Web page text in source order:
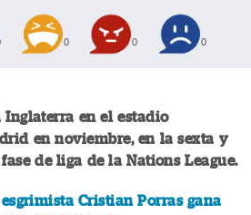
0 0 0
Inglaterra en el estadio
en noviembre, en la sexta y
de liga de la Nations League.
Cristian Porras gana